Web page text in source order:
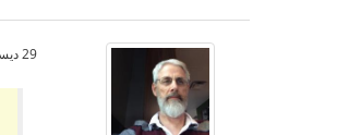
29 ديسمبر، 2011 8:26:01 م